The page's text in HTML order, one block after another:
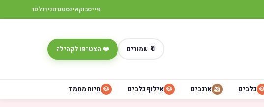
פייסבוקאינסטגרםניוזלטר
🔖 שמורים ❤️ הצטרפו לקהילה
כלבים 🐹 ארנבים 🐶 אילוף כלבים 🐶 חיות מחמד